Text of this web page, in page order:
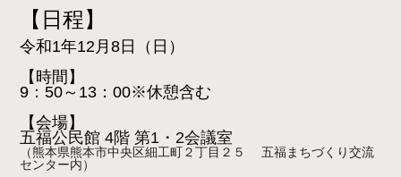
【日程】
令和1年12月8日（日）
【時間】
9：50～13：00※休憩含む
【会場】
五福公民館 4階 第1・2会議室
（熊本県熊本市中央区細工町２丁目２５ 五福まちづくり交流
センター内）